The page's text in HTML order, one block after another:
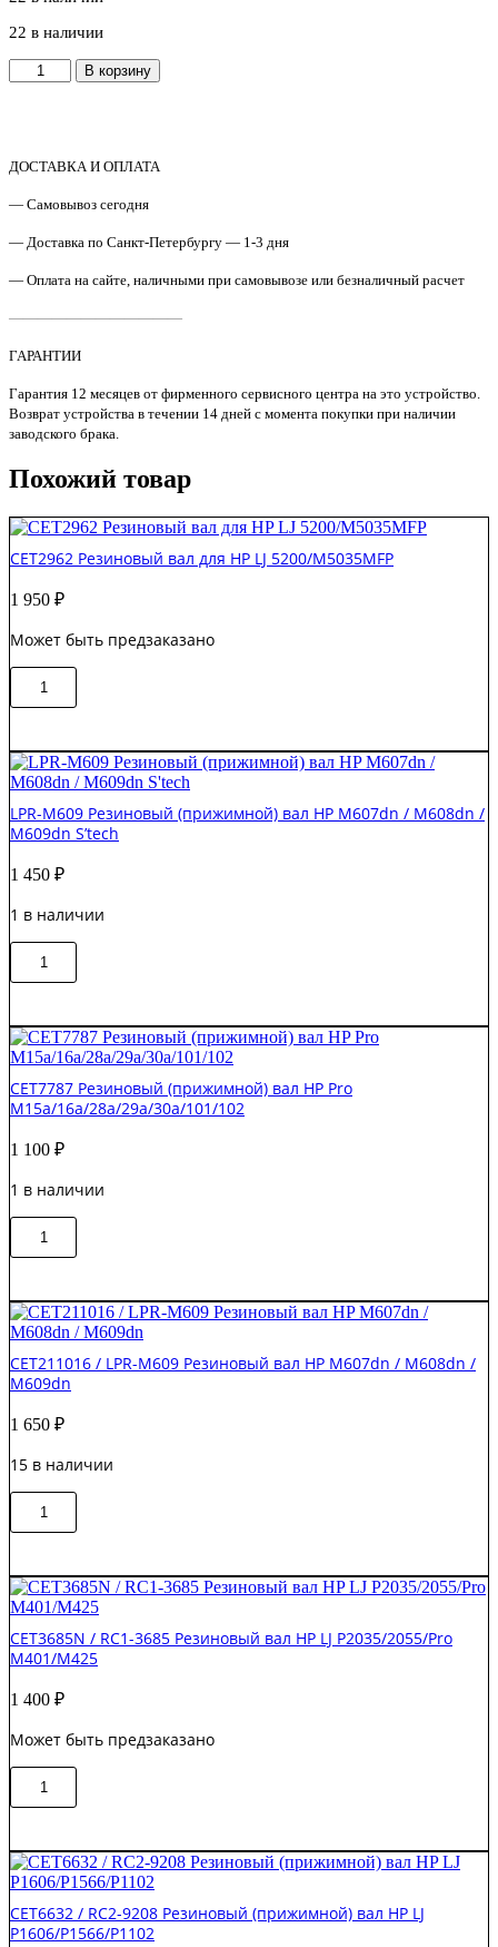
22 в наличии
Количество
товара
5425
(прижимной)
HP
M402/403/426/427
В корзину
ДОСТАВКА И ОПЛАТА
— Самовывоз сегодня
— Доставка по Санкт-Петербургу — 1-3 дня
— Оплата на сайте, наличными при самовывозе или безналичный расчет
————————————
ГАРАНТИИ
Гарантия 12 месяцев от фирменного сервисного центра на это устройство.
Возврат устройства в течении 14 дней с момента покупки при наличии
заводского брака.
Похожий товар
CET2962 Резиновый вал для HP LJ 5200/M5035MFP
1 950 ₽
Может быть предзаказано
Количество
товара
вал
для
HP
LJ
5200/M5035MFP
LPR-M609 Резиновый (прижимной) вал HP M607dn / M608dn /
M609dn S’tech
1 450 ₽
1 в наличии
Количество
товара
Резиновый
(прижимной)
вал
HP
M607dn
M608dn
M609dn
CET7787 Резиновый (прижимной) вал HP Pro
M15a/16a/28a/29a/30a/101/102
1 100 ₽
1 в наличии
Количество
товара
(прижимной)
вал
HP
Pro
M15a/16a/28a/29a/30a/101/102
CET211016 / LPR-M609 Резиновый вал HP M607dn / M608dn /
M609dn
1 650 ₽
15 в наличии
Количество
товара
LPR-
M609
Резиновый
вал
HP
/
/
CET3685N / RC1-3685 Резиновый вал HP LJ P2035/2055/Pro
M401/M425
1 400 ₽
Может быть предзаказано
Количество
товара
RC1-
3685
Резиновый
вал
HP
CET6632 / RC2-9208 Резиновый (прижимной) вал HP LJ
P1606/P1566/P1102